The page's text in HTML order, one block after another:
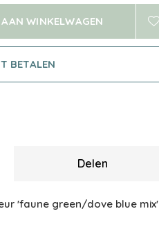
WINKELWAGEN
BETALEN
Delen
'faune green/dove blue mix'